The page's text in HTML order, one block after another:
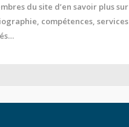
du site d’en savoir plus sur
compétences, services